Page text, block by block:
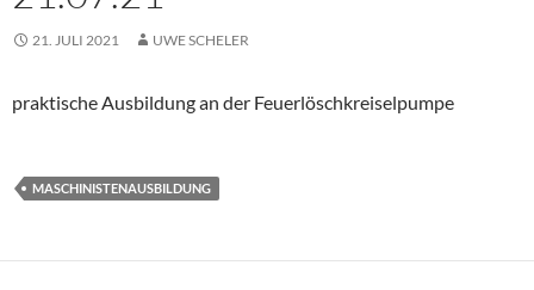
21. JULI 2021 UWE SCHELER
praktische Ausbildung an der Feuerlöschkreiselpumpe
MASCHINISTENAUSBILDUNG